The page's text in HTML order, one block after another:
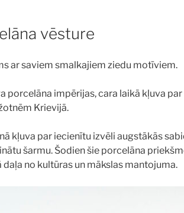
vēsture
ar saviem smalkajiem ziedu motīviem.
porcelāna impērijas, cara laikā kļuva par
Krievijā.
kļuva par iecienītu izvēli augstākās
šarmu. Šodien šie porcelāna
daļa no kultūras un mākslas mantojuma.